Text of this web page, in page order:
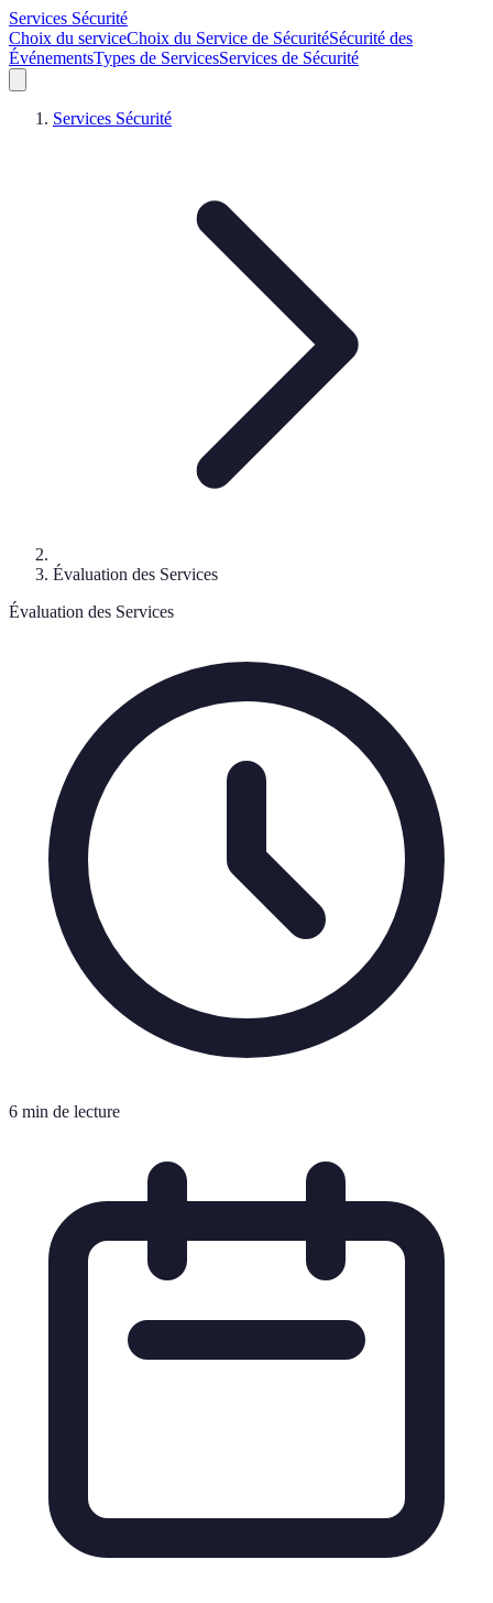
Services Sécurité
Choix du serviceChoix du Service de SécuritéSécurité des
ÉvénementsTypes de ServicesServices de Sécurité
Services Sécurité
Évaluation des Services
Évaluation des Services
6 min de lecture